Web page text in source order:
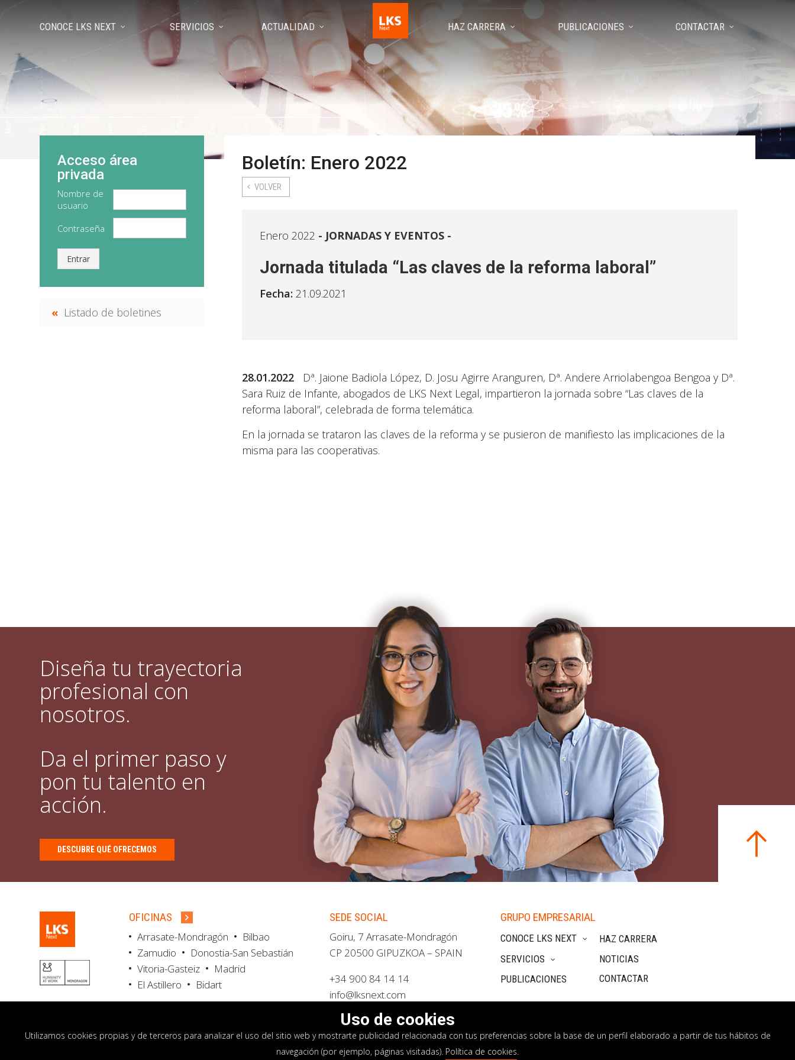
CONOCE LKS NEXT SERVICIOS ACTUALIDAD HAZ CARRERA PUBLICACIONES CONTACTAR
Boletín: Enero 2022
VOLVER
Enero 2022 JORNADAS Y EVENTOS -
Jornada titulada “Las claves de la reforma laboral”
Fecha: 21.09.2021
28.01.2022 Dª. Jaione Badiola López, D. Josu Agirre Aranguren, Dª. Andere Arriolabengoa Bengoa y Dª.
Sara Ruiz de Infante, abogados de LKS Next Legal, impartieron la jornada sobre “Las claves de la
reforma laboral”, celebrada de forma telemática.
En la jornada se trataron las claves de la reforma y se pusieron de manifiesto las implicaciones de la
misma para las cooperativas.
Acceso área
privada
Nombre de
usuario
Contraseña
Entrar
Listado de boletines
Diseña tu trayectoria
profesional con
nosotros.
Da el primer paso y
pon tu talento en
acción.
DESCUBRE QUÉ OFRECEMOS
OFICINAS
Arrasate-Mondragón
Bilbao
Zamudio
Donostia-San Sebastián
Vitoria-Gasteiz
Madrid
El Astillero
Bidart
SEDE SOCIAL
Goiru, 7 Arrasate-Mondragón
CP 20500 GIPUZKOA – SPAIN
+34 900 84 14 14
info@lksnext.com
GRUPO EMPRESARIAL
CONOCE LKS NEXT
SERVICIOS
PUBLICACIONES
HAZ CARRERA
NOTICIAS
CONTACTAR
Uso de cookies
Utilizamos cookies propias y de terceros para analizar el uso del sitio web y mostrarte publicidad relacionada con tus preferencias sobre la base de un perfil elaborado a partir de tus hábitos de
navegación (por ejemplo, páginas visitadas). Política de cookies.